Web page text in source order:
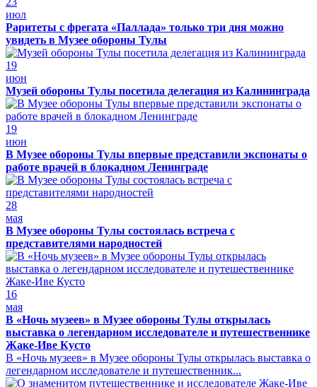
июл
Раритеты с фрегата «Паллада» только три дня можно
увидеть в Музее обороны Тулы
19
июн
Музей обороны Тулы посетила делегация из Калининграда
19
июн
В Музее обороны Тулы впервые представили экспонаты о
работе врачей в блокадном Ленинграде
28
мая
В Музее обороны Тулы состоялась встреча с
представителями народностей
16
мая
В «Ночь музеев» в Музее обороны Тулы открылась
выставка о легендарном исследователе и путешественнике
Жаке-Иве Кусто
В «Ночь музеев» в Музее обороны Тулы открылась выставка о
легендарном исследователе и путешественник...